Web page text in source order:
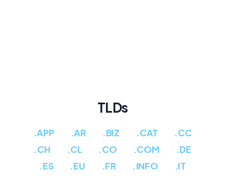
TLDs
.APP .AR .BIZ .CAT
.CC
.CH
.CL .CO .COM
.DE
.ES
.EU .FR .INFO .IT